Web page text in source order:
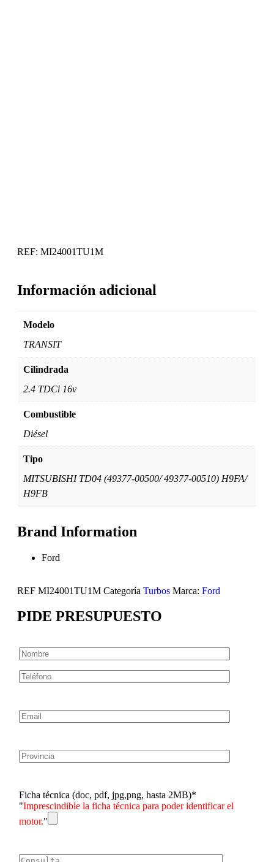
REF: MI24001TU1M
Información adicional
Modelo
TRANSIT
Cilindrada
2.4 TDCi 16v
Combustible
Diésel
Tipo
MITSUBISHI TD04 (49377-00500/ 49377-00510) H9FA/
H9FB
Brand Information
Ford
REF MI24001TU1M Categoría Turbos Marca: Ford
PIDE PRESUPUESTO
Ficha técnica (doc, pdf, jpg,png, hasta 2MB)*
"Imprescindible la ficha técnica para poder identificar el
motor."